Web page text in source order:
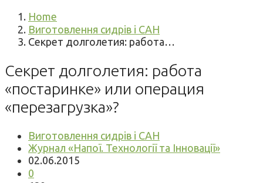
Home
Виготовлення сидрів і САН
Секрет долголетия: работа…
Секрет долголетия: работа
«постаринке» или операция
«перезагрузка»?
Виготовлення сидрів і САН
Журнал «Напої. Технології та Інновації»
02.06.2015
0